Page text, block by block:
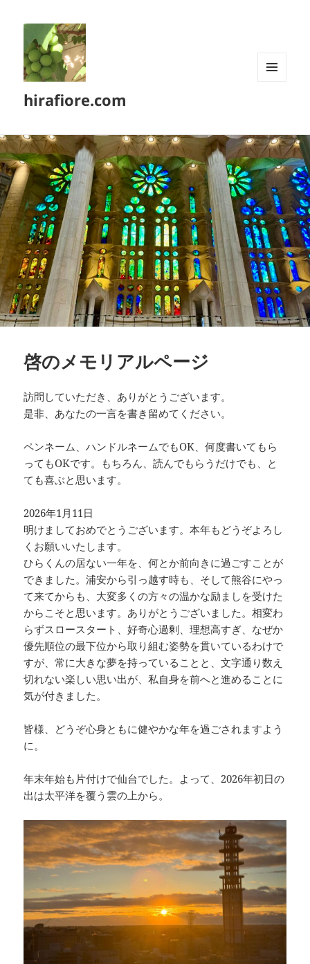
hirafiore.com
啓のメモリアルページ
訪問していただき、ありがとうございます。
是非、あなたの一言を書き留めてください。
ペンネーム、ハンドルネームでもOK、何度書いてもら
ってもOKです。もちろん、読んでもらうだけでも、と
ても喜ぶと思います。
2026年1月11日
明けましておめでとうございます。本年もどうぞよろし
くお願いいたします。
ひらくんの居ない一年を、何とか前向きに過ごすことが
できました。浦安から引っ越す時も、そして熊谷にやっ
て来てからも、大変多くの方々の温かな励ましを受けた
からこそと思います。ありがとうございました。相変わ
らずスロースタート、好奇心過剰、理想高すぎ、なぜか
優先順位の最下位から取り組む姿勢を貫いているわけで
すが、常に大きな夢を持っていることと、文字通り数え
切れない楽しい思い出が、私自身を前へと進めることに
気が付きました。
皆様、どうぞ心身ともに健やかな年を過ごされますよう
に。
年末年始も片付けで仙台でした。よって、2026年初日の
出は太平洋を覆う雲の上から。